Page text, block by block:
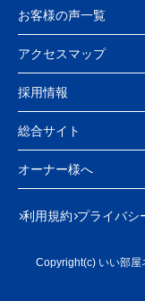
お客様の声一覧
アクセスマップ
採用情報
総合サイト
オーナー様へ
利用規約 プライバシ
Copyright(c) いい部